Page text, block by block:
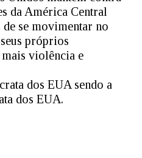
da América Central
se movimentar no
próprios
violência e
dos EUA sendo a
dos EUA.